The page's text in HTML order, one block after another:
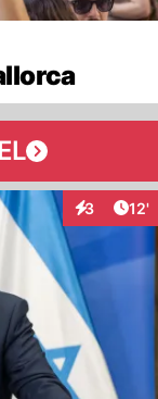
3 12'